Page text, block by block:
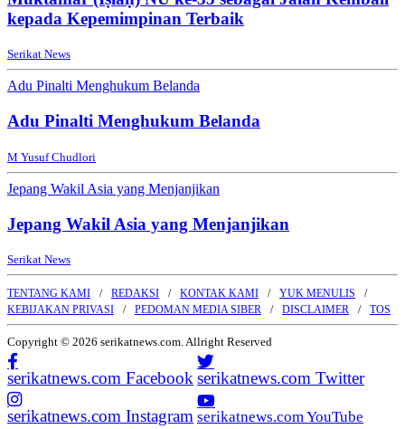
kepada Kepemimpinan Terbaik
Serikat News
Adu Pinalti Menghukum Belanda
Adu Pinalti Menghukum Belanda
M Yusuf Chudlori
Jepang Wakil Asia yang Menjanjikan
Jepang Wakil Asia yang Menjanjikan
Serikat News
TENTANG KAMI REDAKSI KONTAK KAMI
YUK MENULIS
KEBIJAKAN PRIVASI
PEDOMAN MEDIA SIBER DISCLAIMER TOS
Copyright © 2026 serikatnews.com. Allright Reserved
serikatnews.com Facebook serikatnews.com Twitter
serikatnews.com Instagram serikatnews.com YouTube